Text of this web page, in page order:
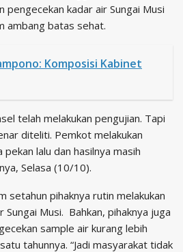
pengecekan kadar air Sungai Musi
ambang batas sehat.
Komposisi Kabinet
telah melakukan pengujian. Tapi
diteliti. Pemkot melakukan
lalu dan hasilnya masih
Selasa (10/10).
setahun pihaknya rutin melakukan
Musi. Bahkan, pihaknya juga
sample air kurang lebih
tahunnya. “Jadi masyarakat tidak